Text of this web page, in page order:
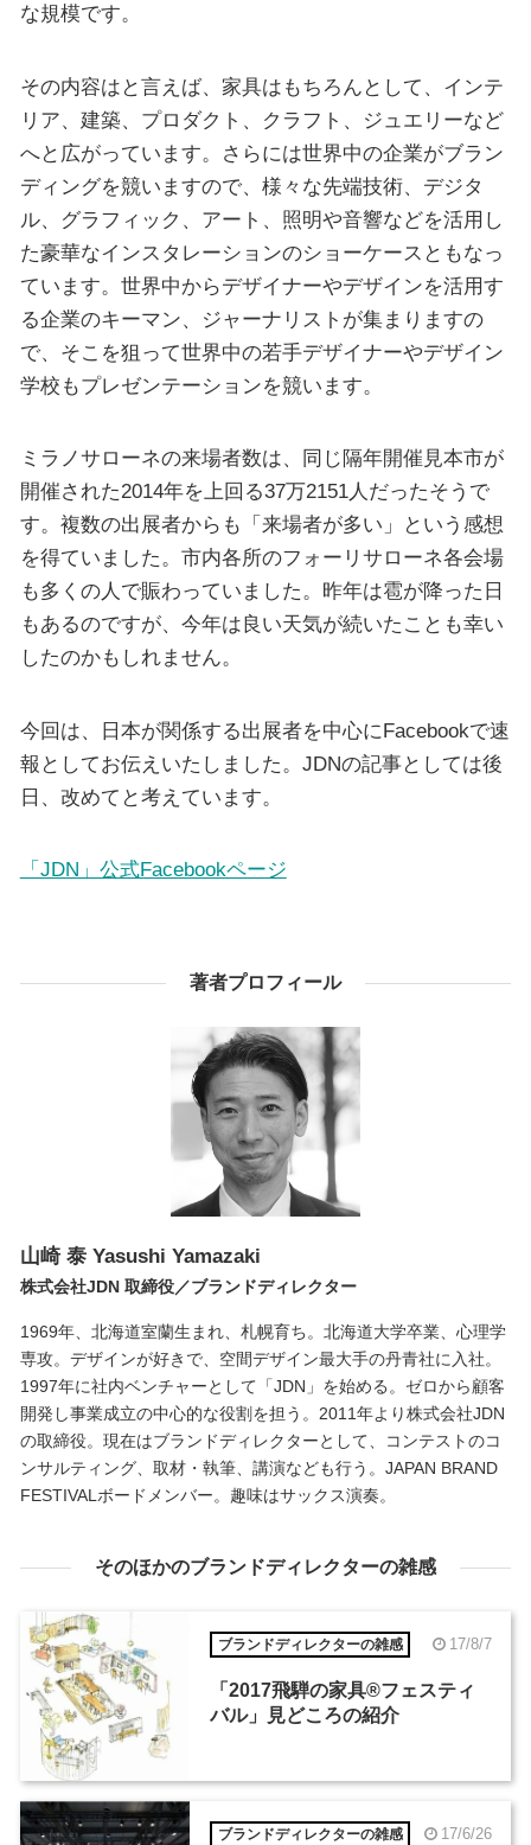
な規模です。
その内容はと言えば、家具はもちろんとして、インテ
リア、建築、プロダクト、クラフト、ジュエリーなど
へと広がっています。さらには世界中の企業がブラン
ディングを競いますので、様々な先端技術、デジタ
ル、グラフィック、アート、照明や音響などを活用し
た豪華なインスタレーションのショーケースともなっ
ています。世界中からデザイナーやデザインを活用す
る企業のキーマン、ジャーナリストが集まりますの
で、そこを狙って世界中の若手デザイナーやデザイン
学校もプレゼンテーションを競います。
ミラノサローネの来場者数は、同じ隔年開催見本市が
開催された2014年を上回る37万2151人だったそうで
す。複数の出展者からも「来場者が多い」という感想
を得ていました。市内各所のフォーリサローネ各会場
も多くの人で賑わっていました。昨年は雹が降った日
もあるのですが、今年は良い天気が続いたことも幸い
したのかもしれません。
今回は、日本が関係する出展者を中心にFacebookで速
報としてお伝えいたしました。JDNの記事としては後
日、改めてと考えています。
「JDN」公式Facebookページ
著者プロフィール
山崎 泰 Yasushi Yamazaki
株式会社JDN 取締役／ブランドディレクター
1969年、北海道室蘭生まれ、札幌育ち。北海道大学卒業、心理学
専攻。デザインが好きで、空間デザイン最大手の丹青社に入社。
1997年に社内ベンチャーとして「JDN」を始める。ゼロから顧客
開発し事業成立の中心的な役割を担う。2011年より株式会社JDN
の取締役。現在はブランドディレクターとして、コンテストのコ
ンサルティング、取材・執筆、講演なども行う。JAPAN BRAND
FESTIVALボードメンバー。趣味はサックス演奏。
そのほかのブランドディレクターの雑感
ブランドディレクターの雑感 17/8/7
「2017飛騨の家具®︎フェスティ
バル」見どころの紹介
ブランドディレクターの雑感 17/6/26